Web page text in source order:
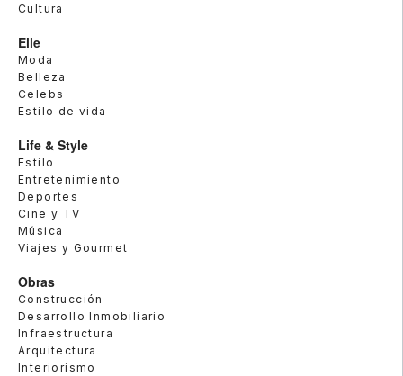
Cultura
Elle
Moda
Belleza
Celebs
Estilo de vida
Life & Style
Estilo
Entretenimiento
Deportes
Cine y TV
Música
Viajes y Gourmet
Obras
Construcción
Desarrollo Inmobiliario
Infraestructura
Arquitectura
Interiorismo